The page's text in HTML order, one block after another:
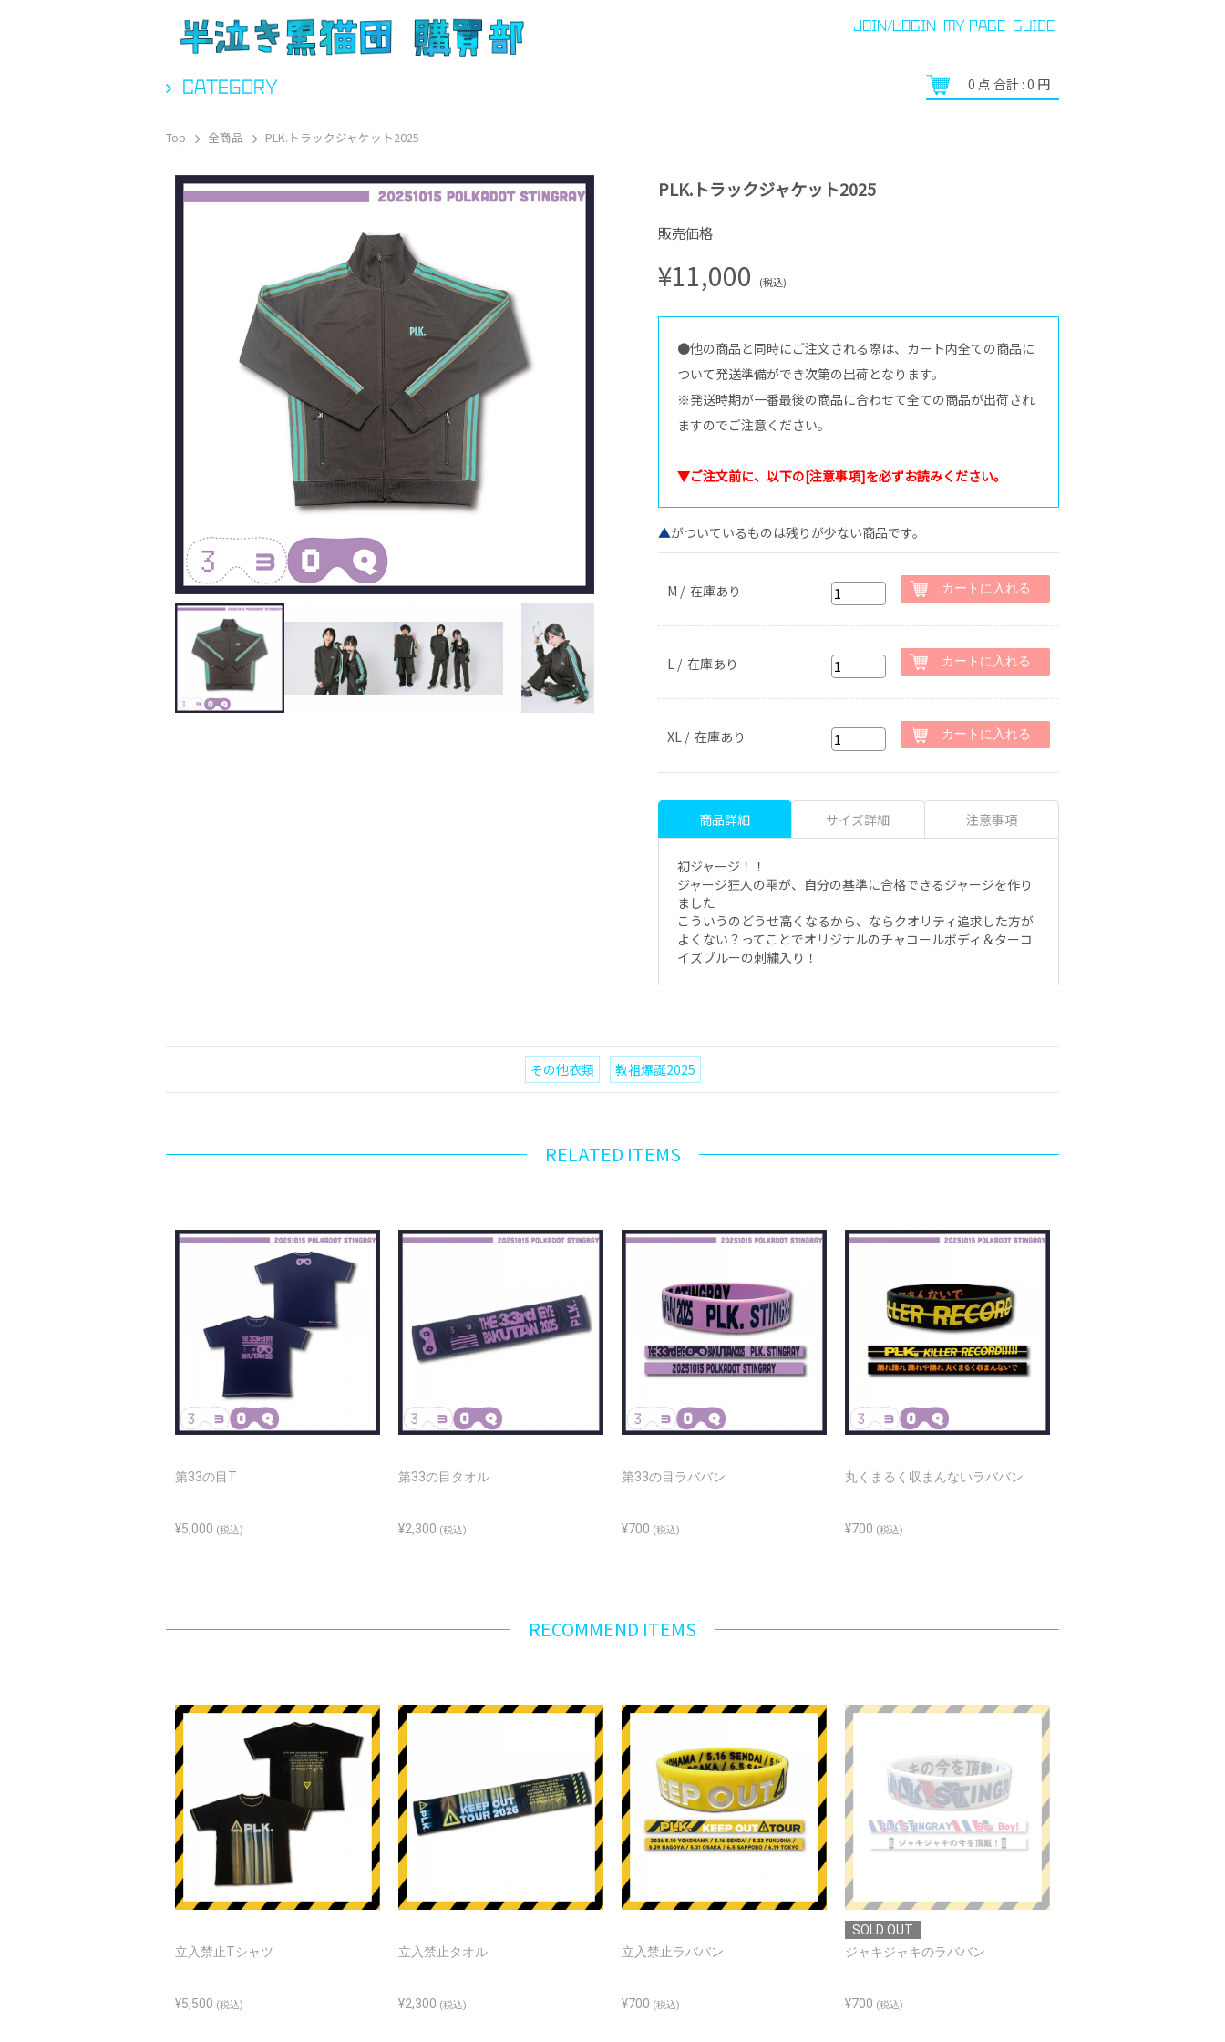
JOIN/LOGIN MY PAGE GUIDE
CATEGORY 0 点 合計 : 0 円
Top 全商品 PLK.トラックジャケット2025
PLK.トラックジャケット2025
販売価格
¥11,000 (税込)
●他の商品と同時にご注文される際は、カート内全ての商品に
ついて発送準備ができ次第の出荷となります。
※発送時期が一番最後の商品に合わせて全ての商品が出荷され
ますのでご注意ください。
▼ご注文前に、以下の[注意事項]を必ずお読みください。
▲がついているものは残りが少ない商品です。
M / 在庫あり
L / 在庫あり
XL / 在庫あり
商品詳細 サイズ詳細 注意事項
初ジャージ！！
ジャージ狂人の雫が、自分の基準に合格できるジャージを作り
ました
こういうのどうせ高くなるから、ならクオリティ追求した方が
よくない？ってことでオリジナルのチャコールボディ＆ターコ
イズブルーの刺繍入り！
その他衣類 教祖爆誕2025
RELATED ITEMS
第33の目T
¥5,000 (税込)
第33の目タオル
¥2,300 (税込)
第33の目ラババン
¥700 (税込)
丸くまるく収まんないラババン
¥700 (税込)
RECOMMEND ITEMS
立入禁止Tシャツ
¥5,500 (税込)
立入禁止タオル
¥2,300 (税込)
立入禁止ラババン
¥700 (税込)
SOLD OUT
ジャキジャキのラババン
¥700 (税込)